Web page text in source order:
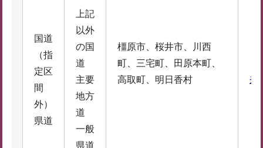
国道
（指
定区
間
外）
県道
上記
以外
の国
道
主要
地方
道
一般
県道
奈
橿原市、桜井市、川西
町、三宅町、田原本町、
高取町、明日香村